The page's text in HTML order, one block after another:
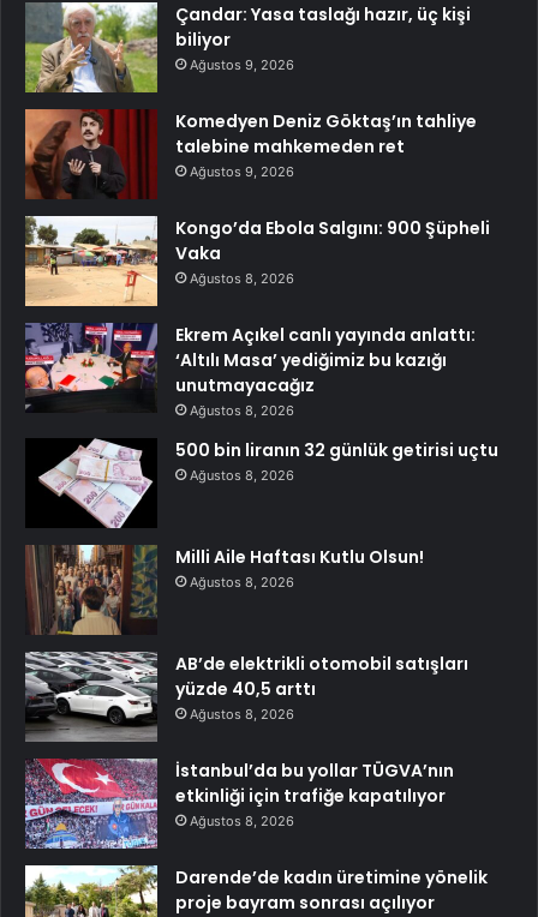
Çandar: Yasa taslağı hazır, üç kişi
biliyor
Ağustos 9, 2026
Komedyen Deniz Göktaş’ın tahliye
talebine mahkemeden ret
Ağustos 9, 2026
Kongo’da Ebola Salgını: 900 Şüpheli
Vaka
Ağustos 8, 2026
Ekrem Açıkel canlı yayında anlattı:
‘Altılı Masa’ yediğimiz bu kazığı
unutmayacağız
Ağustos 8, 2026
500 bin liranın 32 günlük getirisi uçtu
Ağustos 8, 2026
Milli Aile Haftası Kutlu Olsun!
Ağustos 8, 2026
AB’de elektrikli otomobil satışları
yüzde 40,5 arttı
Ağustos 8, 2026
İstanbul’da bu yollar TÜGVA’nın
etkinliği için trafiğe kapatılıyor
Ağustos 8, 2026
Darende’de kadın üretimine yönelik
proje bayram sonrası açılıyor